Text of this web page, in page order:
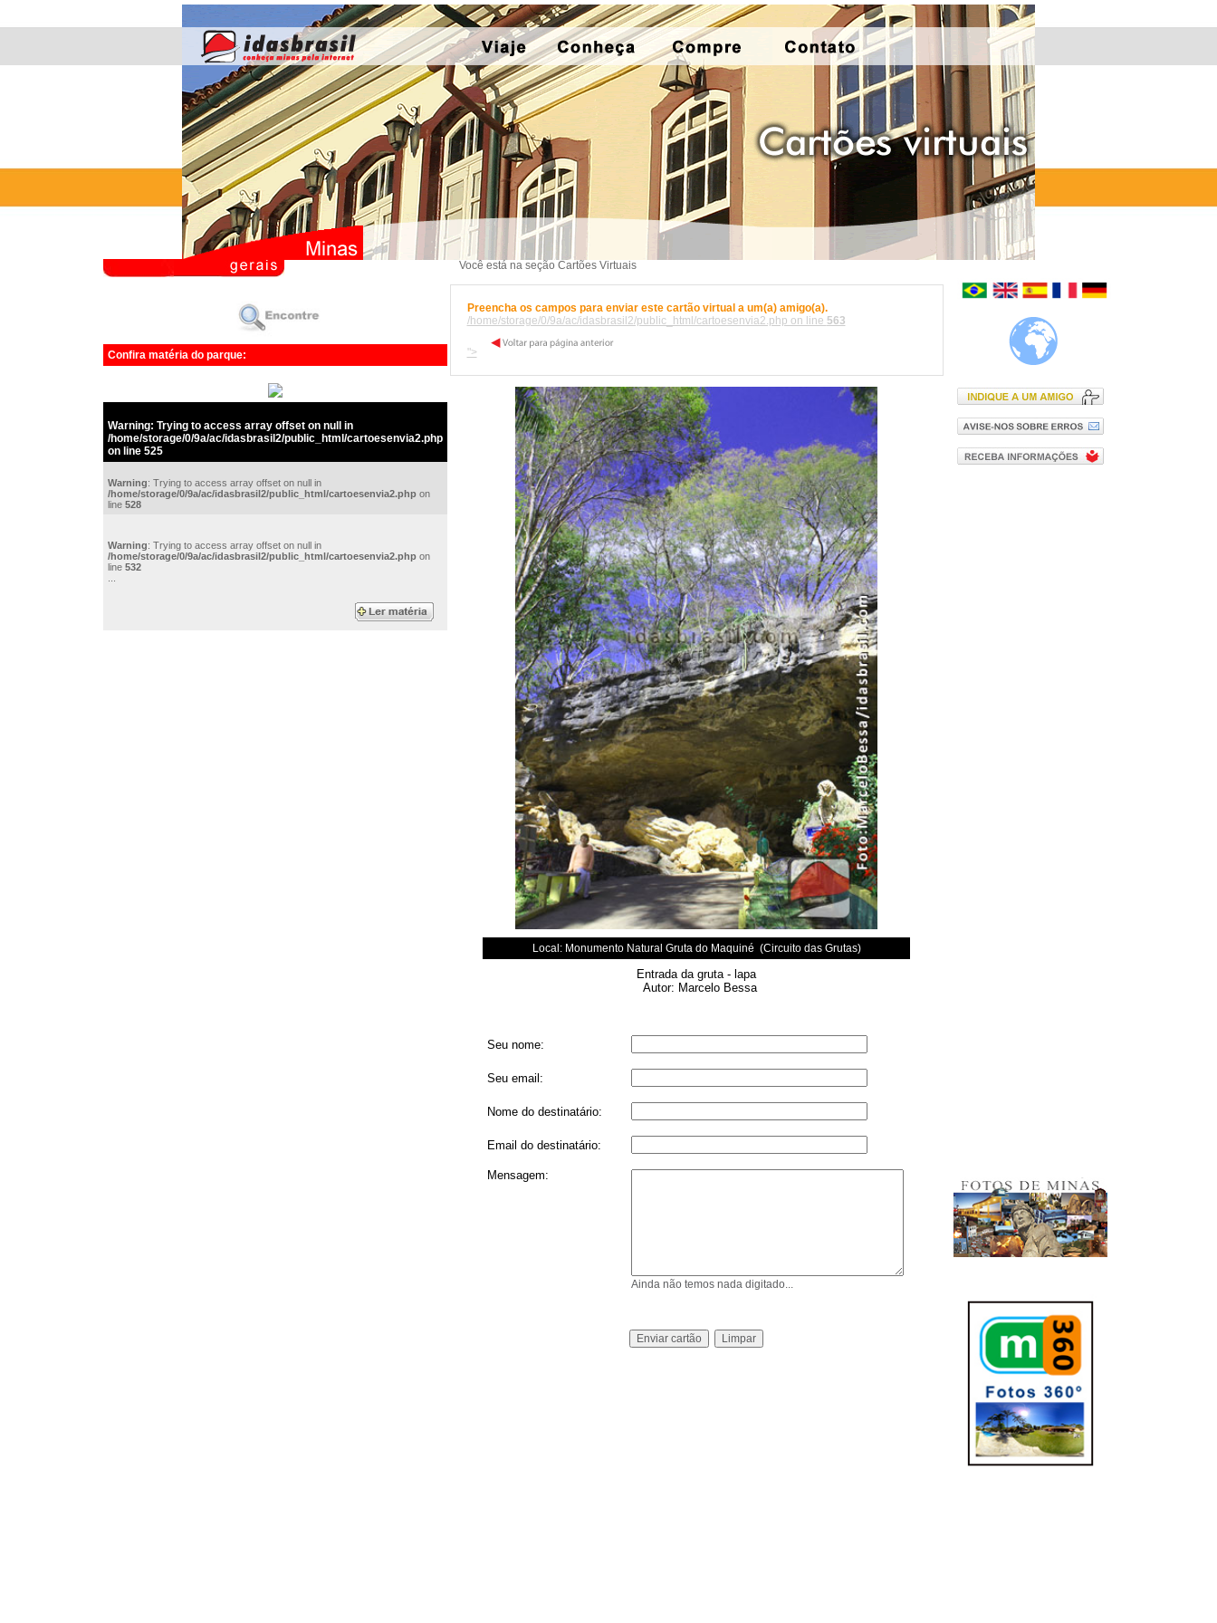
Confira matéria do parque:
Warning: Trying to access array offset on null in
/home/storage/0/9a/ac/idasbrasil2/public_html/cartoesenvia2.php
on line 525
Warning: Trying to access array offset on null in
/home/storage/0/9a/ac/idasbrasil2/public_html/cartoesenvia2.phpon
line 528
Warning: Trying to access array offset on null in
/home/storage/0/9a/ac/idasbrasil2/public_html/cartoesenvia2.phpon
line 532
Você está na seção Cartões Virtuais
Preencha os campos para enviar este cartão virtual a um(a) amigo(a).
/home/storage/0/9a/ac/idasbrasil2/public_html/cartoesenvia2.php on line 563
">
Local: Monumento Natural Gruta do Maquiné (Circuito das Grutas)
Entrada da gruta - lapa
Autor: Marcelo Bessa
Seu nome:
Seu email:
Nome do destinatário:
Email do destinatário:
Mensagem:
Ainda não temos nada digitado...